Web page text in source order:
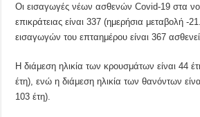
Οι εισαγωγές νέων ασθενών Covid-19 στα
επικράτειας είναι 337 (ημερήσια μεταβολή -
εισαγωγών του επταημέρου είναι 367
Η διάμεση ηλικία των κρουσμάτων είναι 44
έτη), ενώ η διάμεση ηλικία των θανόντων
103 έτη).